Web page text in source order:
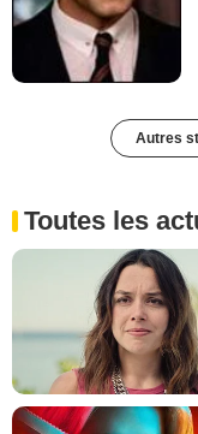
Autres
Toutes les